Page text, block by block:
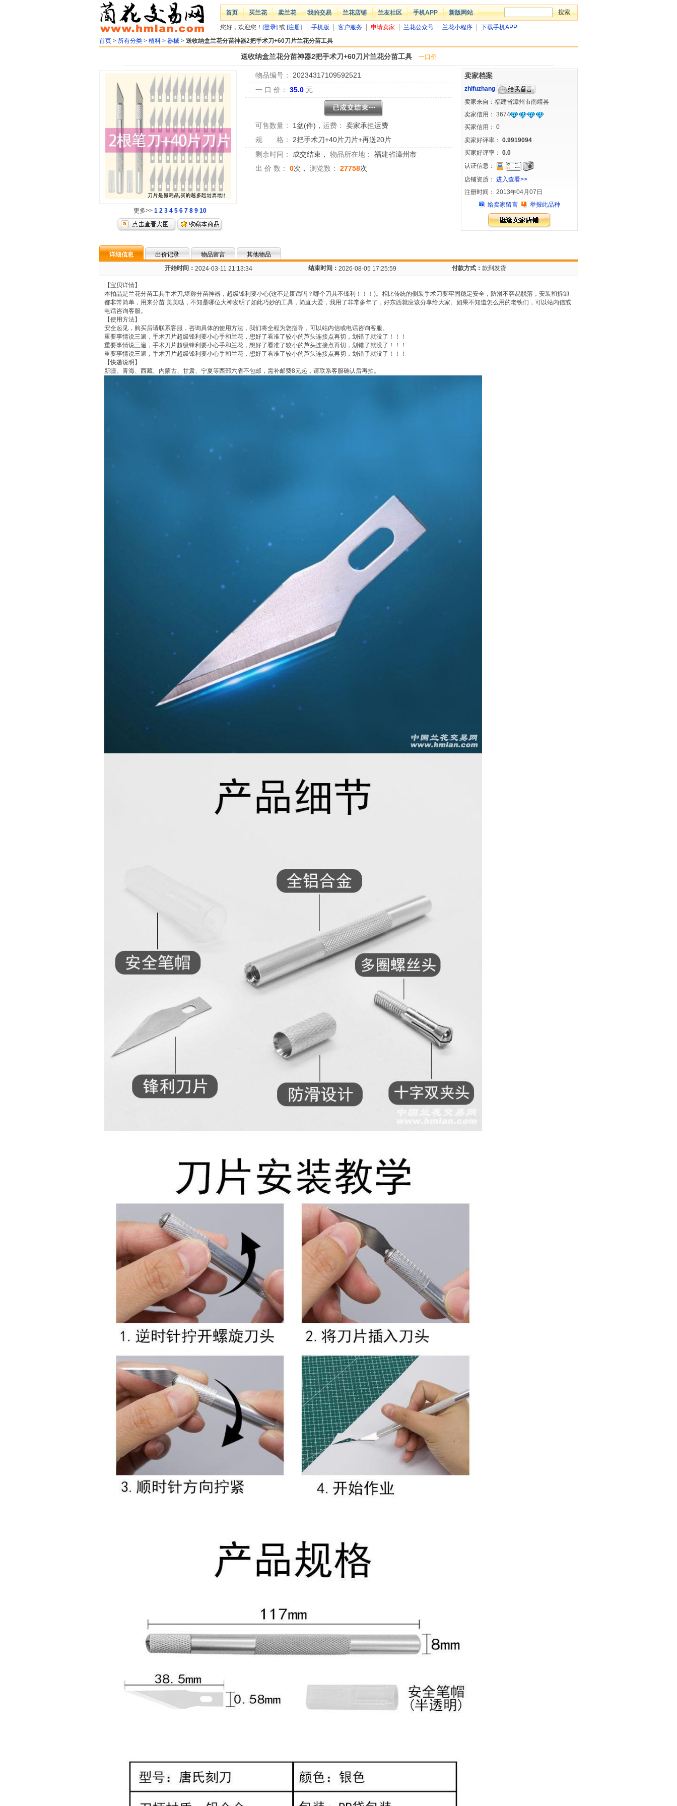
首页 买兰花 卖兰花 我的交易 兰花店铺 兰友社区 手机APP 新版网站
您好，欢迎您！ [登录] 或 [注册] 手机版 客户服务 申请卖家 兰花公众号 兰花小程序
下载手机APP
首页 > 所有分类 > 植料 > 器械 > 送收纳盒兰花分苗神器2把手术刀+60刀片兰花分苗工具
送收纳盒兰花分苗神器2把手术刀+60刀片兰花分苗工具 一口价
更多>> 1 2 3 4 5 6 7 8 9 10
物品编号：
20234317109592521
一 口 价：
35.0 元
可售数量： 1盆(件) ， 运费：
卖家承担运费
规 格：
2把手术刀+40片刀片+再送20片
剩余时间：
成交结束 ， 物品所在地：
福建省漳州市
出 价 数：
0次， 浏览数： 27758次
卖家档案
zhifuzhang
卖家来自：福建省漳州市南靖县
卖家信用： 3674
买家信用： 0
卖家好评率： 0.9919094
买家好评率： 0.0
认证信息：
店铺资质： 进入查看>>
注册时间： 2013年04月07日
给卖家留言
举报此品种
详细信息 出价记录 物品留言
其他物品
开始时间： 2024-03-11 21:13:34 结束时间： 2026-08-05 17:25:59 付款方式： 款到发货
【宝贝详情】
本拍品是兰花分苗工具手术刀,堪称分苗神器，超级锋利要小心(这不是废话吗？哪个刀具不锋利！！！)。相比传统的侧装手术刀要牢固稳定安全，防滑不容易脱落，安装和拆卸
都非常简单，用来分苗 美美哒，不知是哪位大神发明了如此巧妙的工具，简直大爱，我用了非常多年了，好东西就应该分享给大家。如果不知道怎么用的老铁们，可以站内信或
电话咨询客服。
【使用方法】
安全起见，购买后请联系客服，咨询具体的使用方法，我们将全程为您指导，可以站内信或电话咨询客服。
重要事情说三遍，手术刀片超级锋利要小心手和兰花，想好了看准了较小的芦头连接点再切，划错了就没了！！！
重要事情说三遍，手术刀片超级锋利要小心手和兰花，想好了看准了较小的芦头连接点再切，划错了就没了！！！
重要事情说三遍，手术刀片超级锋利要小心手和兰花，想好了看准了较小的芦头连接点再切，划错了就没了！！！
【快递说明】
新疆、青海、西藏、内蒙古、甘肃、宁夏等西部六省不包邮，需补邮费8元起，请联系客服确认后再拍。